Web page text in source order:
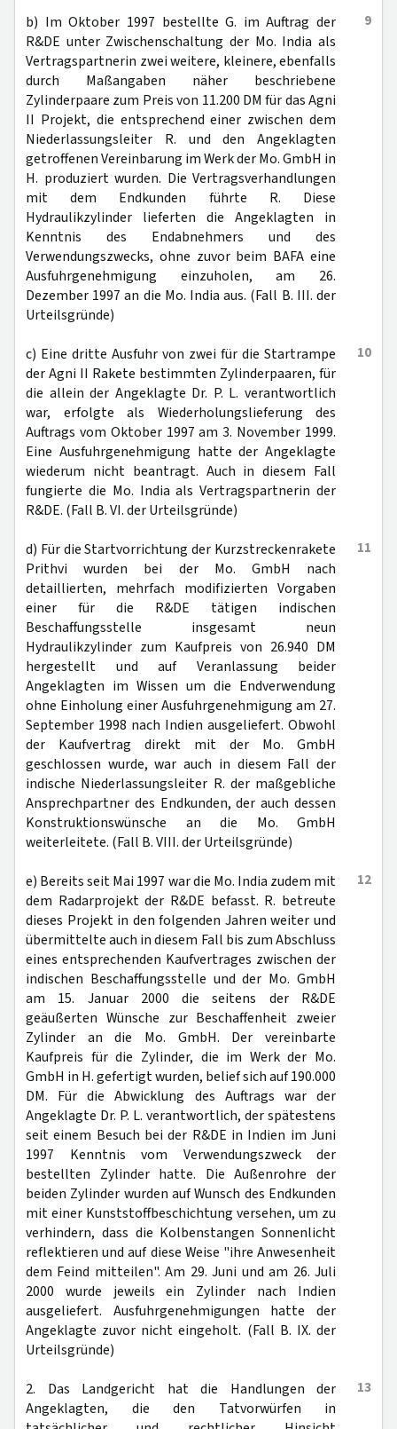
9
b) Im Oktober 1997 bestellte G. im Auftrag der
R&DE unter Zwischenschaltung der Mo. India als
Vertragspartnerin zwei weitere, kleinere, ebenfalls
durch Maßangaben näher beschriebene
Zylinderpaare zum Preis von 11.200 DM für das Agni
II Projekt, die entsprechend einer zwischen dem
Niederlassungsleiter R. und den Angeklagten
getroffenen Vereinbarung im Werk der Mo. GmbH in
H. produziert wurden. Die Vertragsverhandlungen
mit dem Endkunden führte R. Diese
Hydraulikzylinder lieferten die Angeklagten in
Kenntnis des Endabnehmers und des
Verwendungszwecks, ohne zuvor beim BAFA eine
Ausfuhrgenehmigung einzuholen, am 26.
Dezember 1997 an die Mo. India aus. (Fall B. III. der
Urteilsgründe)
10
c) Eine dritte Ausfuhr von zwei für die Startrampe
der Agni II Rakete bestimmten Zylinderpaaren, für
die allein der Angeklagte Dr. P. L. verantwortlich
war, erfolgte als Wiederholungslieferung des
Auftrags vom Oktober 1997 am 3. November 1999.
Eine Ausfuhrgenehmigung hatte der Angeklagte
wiederum nicht beantragt. Auch in diesem Fall
fungierte die Mo. India als Vertragspartnerin der
R&DE. (Fall B. VI. der Urteilsgründe)
11
d) Für die Startvorrichtung der Kurzstreckenrakete
Prithvi wurden bei der Mo. GmbH nach
detaillierten, mehrfach modifizierten Vorgaben
einer für die R&DE tätigen indischen
Beschaffungsstelle insgesamt neun
Hydraulikzylinder zum Kaufpreis von 26.940 DM
hergestellt und auf Veranlassung beider
Angeklagten im Wissen um die Endverwendung
ohne Einholung einer Ausfuhrgenehmigung am 27.
September 1998 nach Indien ausgeliefert. Obwohl
der Kaufvertrag direkt mit der Mo. GmbH
geschlossen wurde, war auch in diesem Fall der
indische Niederlassungsleiter R. der maßgebliche
Ansprechpartner des Endkunden, der auch dessen
Konstruktionswünsche an die Mo. GmbH
weiterleitete. (Fall B. VIII. der Urteilsgründe)
12
e) Bereits seit Mai 1997 war die Mo. India zudem mit
dem Radarprojekt der R&DE befasst. R. betreute
dieses Projekt in den folgenden Jahren weiter und
übermittelte auch in diesem Fall bis zum Abschluss
eines entsprechenden Kaufvertrages zwischen der
indischen Beschaffungsstelle und der Mo. GmbH
am 15. Januar 2000 die seitens der R&DE
geäußerten Wünsche zur Beschaffenheit zweier
Zylinder an die Mo. GmbH. Der vereinbarte
Kaufpreis für die Zylinder, die im Werk der Mo.
GmbH in H. gefertigt wurden, belief sich auf 190.000
DM. Für die Abwicklung des Auftrags war der
Angeklagte Dr. P. L. verantwortlich, der spätestens
seit einem Besuch bei der R&DE in Indien im Juni
1997 Kenntnis vom Verwendungszweck der
bestellten Zylinder hatte. Die Außenrohre der
beiden Zylinder wurden auf Wunsch des Endkunden
mit einer Kunststoffbeschichtung versehen, um zu
verhindern, dass die Kolbenstangen Sonnenlicht
reflektieren und auf diese Weise "ihre Anwesenheit
dem Feind mitteilen". Am 29. Juni und am 26. Juli
2000 wurde jeweils ein Zylinder nach Indien
ausgeliefert. Ausfuhrgenehmigungen hatte der
Angeklagte zuvor nicht eingeholt. (Fall B. IX. der
Urteilsgründe)
13
2. Das Landgericht hat die Handlungen der
Angeklagten, die den Tatvorwürfen in